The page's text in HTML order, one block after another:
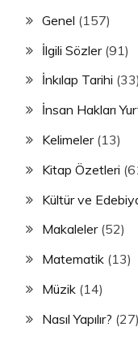
Genel (157)
İlgili Sözler(91)
İnkılap Tarihi (33)
İnsan Hakları
Kelimeler(13)
Kitap Özetleri
Kültür ve
Makaleler(52)
Matematik (13)
Müzik (14)
Nasıl Yapılır? (27)